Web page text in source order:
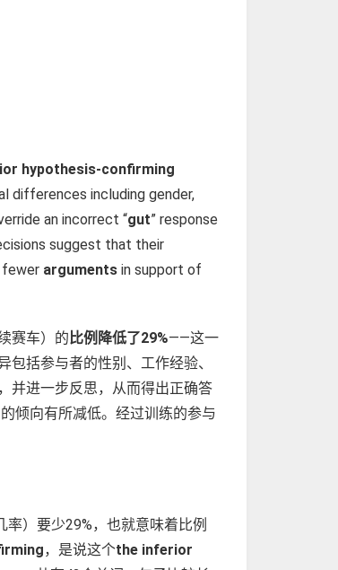
hypothesis-confirming
differences including gender,
an incorrect “gut” response
suggest that their
fewer arguments in support of
赛车）的比例降低了29%——这一
包括参与者的性别、工作经验、
并进一步反思，从而得出正确答
倾向有所减低。经过训练的参与
）要少29%，也就意味着比例
，是说这个the inferior